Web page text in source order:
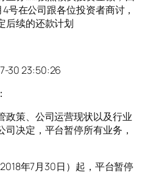
号在公司跟各位投资者商讨，
后续的还款计划
30 23:50:26
政策、公司运营现状以及行业
决定，平台暂停所有业务，
年7月30日）起，平台暂停